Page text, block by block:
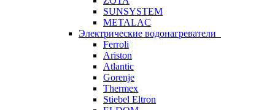
SUNSYSTEM
METALAC
Электрические водонагреватели
Ferroli
Ariston
Atlantic
Gorenje
Thermex
Stiebel Eltron